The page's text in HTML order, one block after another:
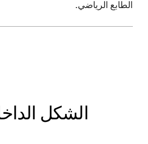
الطابع الرياضي.
الشكل